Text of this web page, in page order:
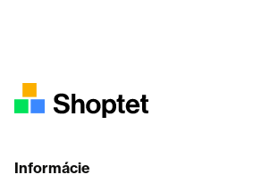
Informácie